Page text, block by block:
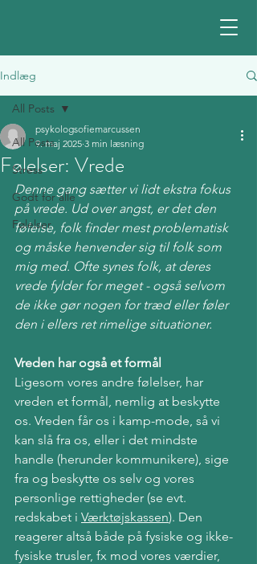
Indlæg
All Posts
Stress
Godt for alle
Følelser
All Posts
Følelser: Vrede
psykologsofiemarcussen
9. maj 2025 3 min læsning
Denne gang sætter vi lidt ekstra fokus
på vrede. Ud over angst, er det den
følelse, folk finder mest problematisk
og måske henvender sig til folk som
mig med. Ofte synes folk, at deres
vrede fylder for meget - også selvom
de ikke gør nogen for træd eller føler
den i ellers ret rimelige situationer.
Vreden har også et formål
Ligesom vores andre følelser, har
vreden et formål, nemlig at beskytte
os. Vreden får os i kamp-mode, så vi
kan slå fra os, eller i det mindste
handle (herunder kommunikere), sige
fra og beskytte os selv og vores
personlige rettigheder (se evt.
redskabet i Værktøjskassen). Den
reagerer altså både på fysiske og ikke-
fysiske trusler, fx mod vores værdier,